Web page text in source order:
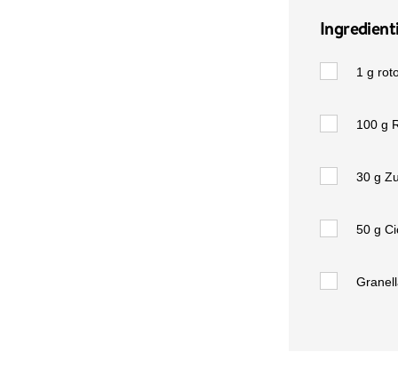
1 g
100 g
30 g
50 g